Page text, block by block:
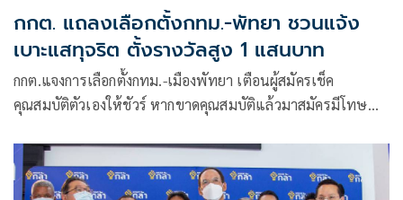
กกต. แถลงเลือกตั้งกทม.-พัทยา ชวนแจ้ง
เบาะแสทุจริต ตั้งรางวัลสูง 1 แสนบาท
กกต.แจงการเลือกตั้งกทม.-เมืองพัทยา เตือนผู้สมัครเช็ค
คุณสมบัติตัวเองให้ชัวร์ หากขาดคุณสมบัติแล้วมาสมัครมีโทษ
ตั้ง ชวนปชช.แจ้งเบาะแสทุจริตเงินรางวัลสูงสุด 1 แสนบาท